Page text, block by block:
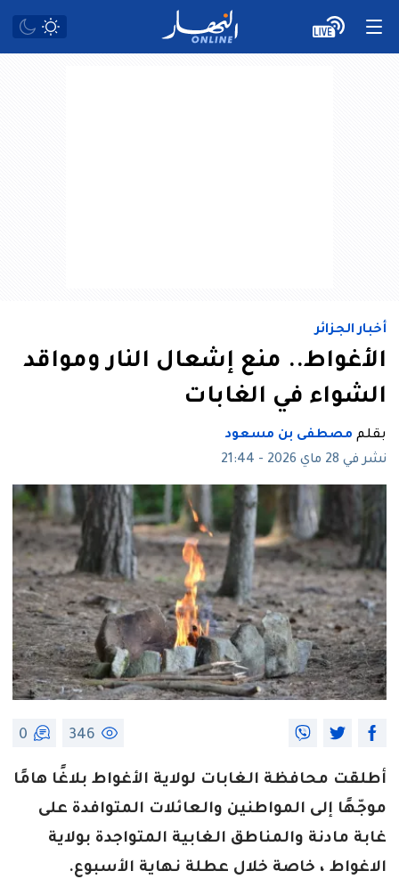
أخبار الجزائر
الأغواط.. منع إشعال النار ومواقد
الشواء في الغابات
بقلم مصطفى بن مسعود
نشر في 28 ماي 2026 - 21:44
346
0
أطلقت محافظة الغابات لولاية الأغواط بلاغًا هامًا
موجّهًا إلى المواطنين والعائلات المتوافدة على
غابة مادنة والمناطق الغابية المتواجدة بولاية
الاغواط ، خاصة خلال عطلة نهاية الأسبوع.